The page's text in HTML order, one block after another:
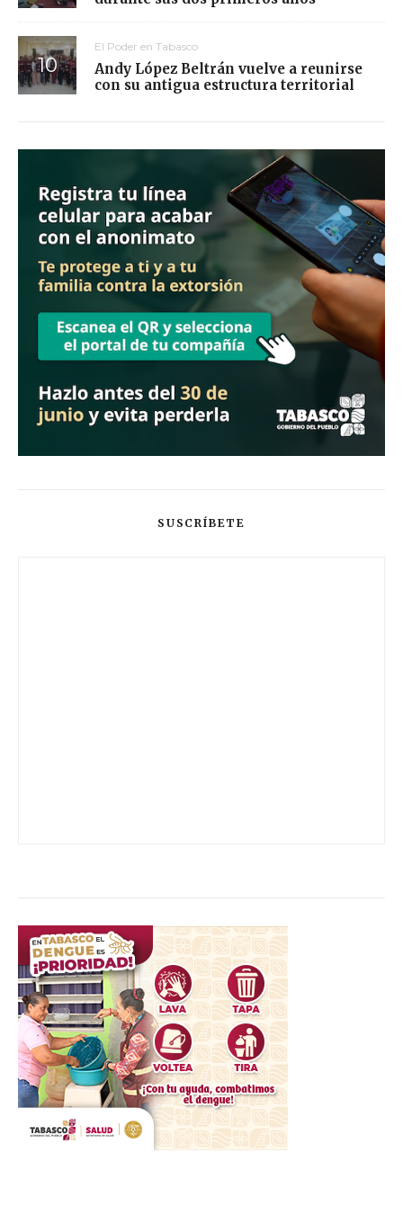
El Poder en Tabasco
Andy López Beltrán vuelve a reunirse
con su antigua estructura territorial
SUSCRÍBETE